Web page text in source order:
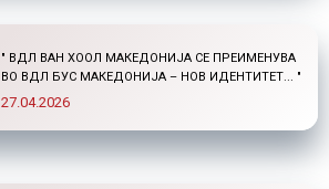
ПОСТДИПЛОМСКИ СТУДИИ ДОМА И ВО
СТРАНСТВО "
01.04.2026